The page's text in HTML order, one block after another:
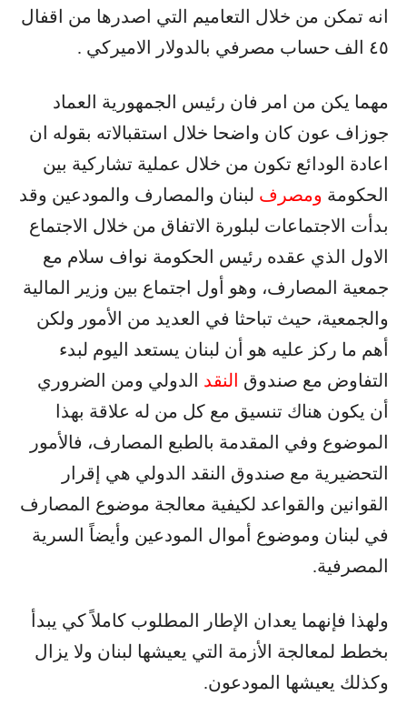
انه تمكن من خلال التعاميم التي اصدرها من اقفال
٤٥ الف حساب مصرفي بالدولار الاميركي .
مهما يكن من امر فان رئيس الجمهورية العماد
جوزاف عون كان واضحا خلال استقبالاته بقوله ان
اعادة الودائع تكون من خلال عملية تشاركية بين
الحكومة ومصرف لبنان والمصارف والمودعين وقد
بدأت الاجتماعات لبلورة الاتفاق من خلال الاجتماع
الاول الذي عقده رئيس الحكومة نواف سلام مع
جمعية المصارف، وهو أول اجتماع بين وزير المالية
والجمعية، حيث تباحثا في العديد من الأمور ولكن
أهم ما ركز عليه هو أن لبنان يستعد اليوم لبدء
التفاوض مع صندوق النقد الدولي ومن الضروري
أن يكون هناك تنسيق مع كل من له علاقة بهذا
الموضوع وفي المقدمة بالطبع المصارف، فالأمور
التحضيرية مع صندوق النقد الدولي هي إقرار
القوانين والقواعد لكيفية معالجة موضوع المصارف
في لبنان وموضوع أموال المودعين وأيضاً السرية
المصرفية.
ولهذا فإنهما يعدان الإطار المطلوب كاملاً كي يبدأ
بخطط لمعالجة الأزمة التي يعيشها لبنان ولا يزال
وكذلك يعيشها المودعون.